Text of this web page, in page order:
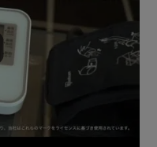
外は使用しないでくだ
す。